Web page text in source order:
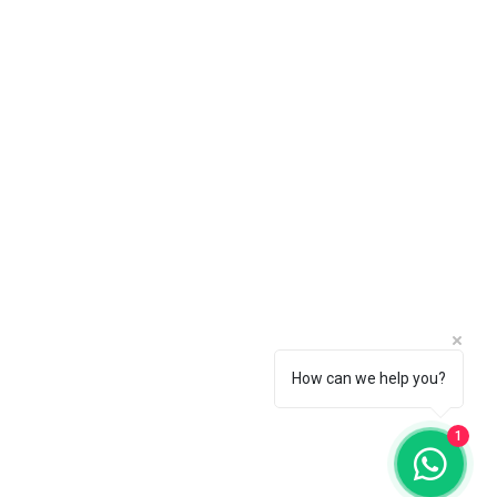
How can we help you?
1